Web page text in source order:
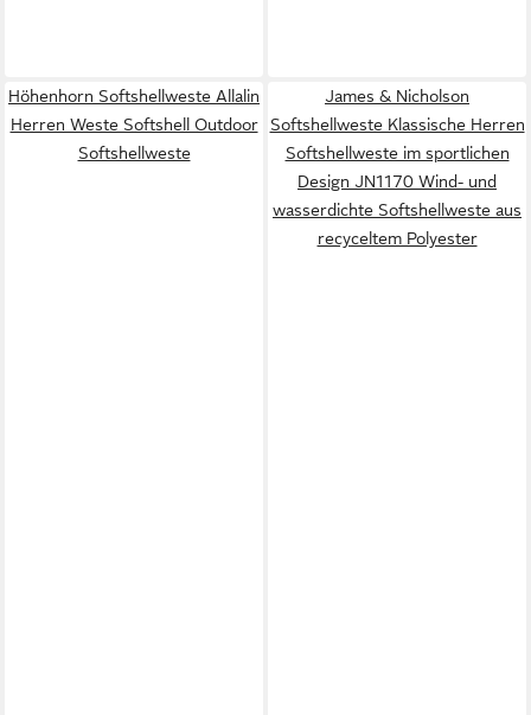
Höhenhorn Softshellweste Allalin
Herren Weste Softshell Outdoor
Softshellweste
James & Nicholson
Softshellweste Klassische Herren
Softshellweste im sportlichen
Design JN1170 Wind- und
wasserdichte Softshellweste aus
recyceltem Polyester